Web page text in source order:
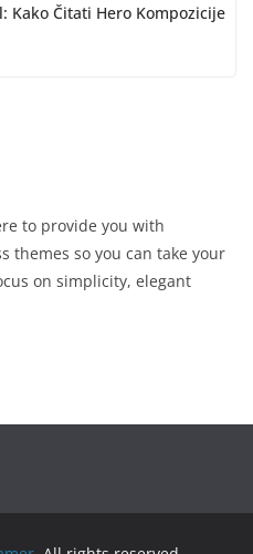
Kako Čitati Hero Kompozicije
to provide you with
themes so you can take your
on simplicity, elegant